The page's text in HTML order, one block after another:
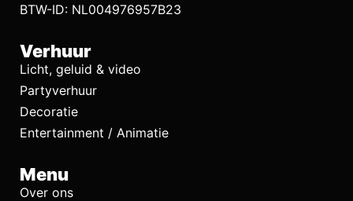
BTW-ID: NL004976957B23
Verhuur
Licht, geluid & video
Partyverhuur
Decoratie
Entertainment / Animatie
Menu
Over ons